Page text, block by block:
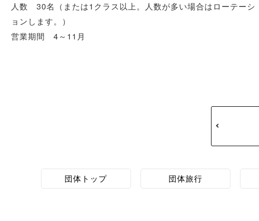
人数 30名（または1クラス以上。人数が多い場合はローテーシ
ョンします。）
営業期間 4～11月
団体トップ 団体旅行